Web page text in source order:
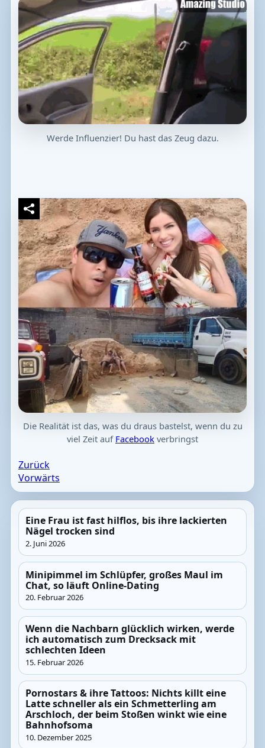
Werde Influenzier! Du hast das Zeug dazu.
Die Realität ist das, was du draus bastelst, wenn du zu
viel Zeit auf Facebook verbringst
Zurück
Vorwärts
Eine Frau ist fast hilflos, bis ihre lackierten
Nägel trocken sind
2. Juni 2026
Minipimmel im Schlüpfer, großes Maul im
Chat, so läuft Online-Dating
20. Februar 2026
Wenn die Nachbarn glücklich wirken, werde
ich automatisch zum Drecksack mit
schlechten Ideen
15. Februar 2026
Pornostars & ihre Tattoos: Nichts killt eine
Latte schneller als ein Schmetterling am
Arschloch, der beim Stoßen winkt wie eine
Bahnhofsoma
10. Dezember 2025